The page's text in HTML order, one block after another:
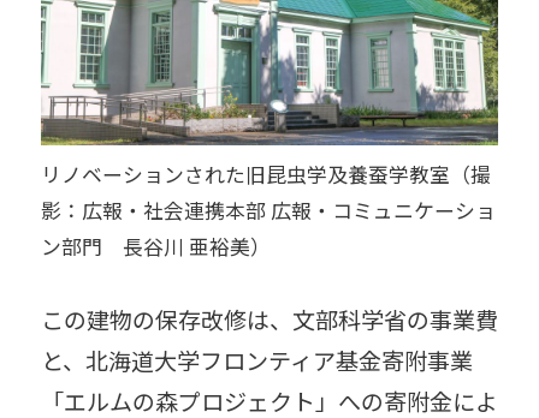
リノベーションされた旧昆虫学及養蚕学教室（撮
影：広報・社会連携本部 広報・コミュニケーショ
ン部門 長谷川 亜裕美）
この建物の保存改修は、文部科学省の事業費
と、北海道大学フロンティア基金寄附事業
「エルムの森プロジェクト」への寄附金によ